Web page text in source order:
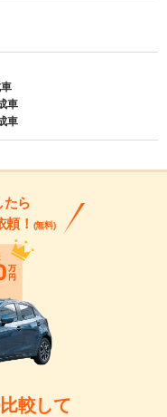
車
車
たら
！ (無料)
較して